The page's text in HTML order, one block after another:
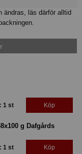
ändras, läs därför alltid
1 st Köp
g Dafgårds
1 st Köp